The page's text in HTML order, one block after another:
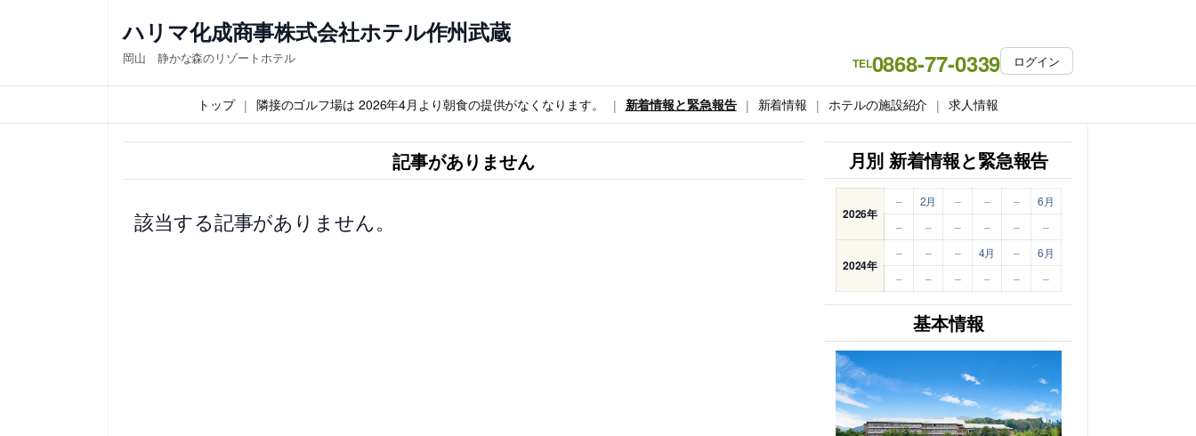
ス
キ
ハリマ化成商事株式会社ホテル作州武蔵
岡山 静かな森のリゾートホテル TEL0868-77-0339 ログイン
トップ 隣接のゴルフ場は 2026年4月より朝食の提供がなくなります。 新着情報と緊急報告 新着情報 ホテルの施設紹介 求人情報
記事がありません
該当する記事がありません。
月別 新着情報と緊急報告
2026年
– 2月 – – –
6月
–
– – – – –
2024年
– – – 4月 –
6月
–
– – – – –
基本情報